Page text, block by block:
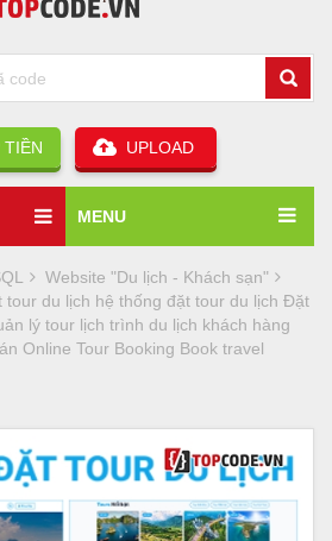
TIỀN UPLOAD
MENU
Website "Du lịch - Khách sạn"
tour du lịch hệ thống đặt tour du lịch Đặt
lý tour lịch trình du lịch khách hàng
Online Tour Booking Book travel